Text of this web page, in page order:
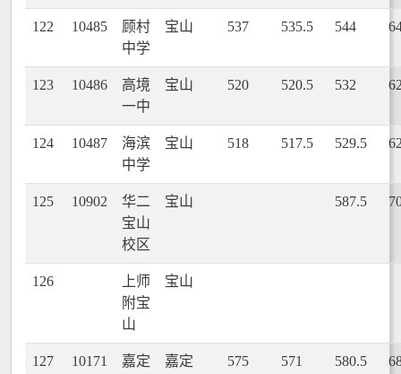
122 10485
顾村
中学
宝山 537 535.5 544
123 10486
高境
一中
宝山 520 520.5 532
124 10487
海滨
中学
宝山 518 517.5 529.5
125 10902
华二
宝山
校区
宝山 587.5
126
上师
附宝
山
宝山
127 10171
嘉定
嘉定 575 571 580.5